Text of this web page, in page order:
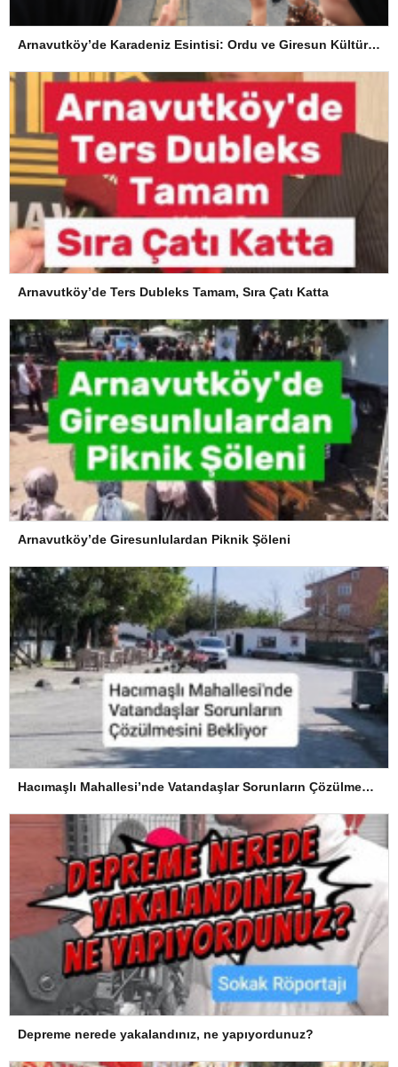
Arnavutköy’de Karadeniz Esintisi: Ordu ve Giresun Kültürü Memleket Günleri’nde Buluştu
Arnavutköy’de Ters Dubleks Tamam, Sıra Çatı Katta
Arnavutköy’de Giresunlulardan Piknik Şöleni
Hacımaşlı Mahallesi’nde Vatandaşlar Sorunların Çözülmesini Bekliyor
Depreme nerede yakalandınız, ne yapıyordunuz?